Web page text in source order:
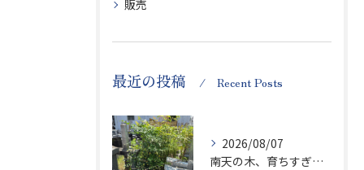
販売
最近の投稿 Recent Posts
2026/08/07
南天の木、育ちすぎます…笑